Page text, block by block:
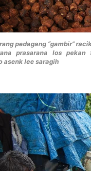
pedagang “gambir”
prasarana los pekan
asenk lee saragih